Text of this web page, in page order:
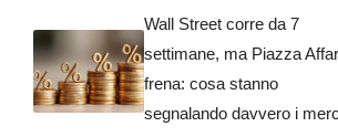
Wall Street corre da 7
settimane, ma Piazza
frena: cosa stanno
segnalando davvero i